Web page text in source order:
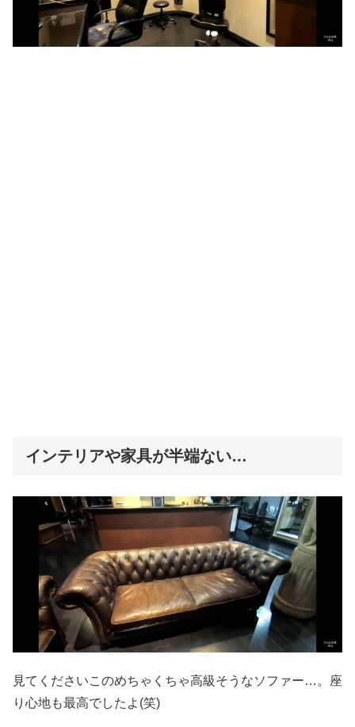
インテリアや家具が半端ない…
見てくださいこのめちゃくちゃ高級そうなソファー…。座
り心地も最高でしたよ(笑)